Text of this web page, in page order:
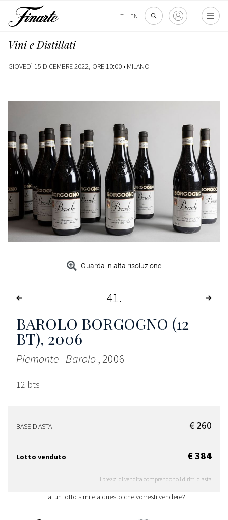
IT | EN
Vini e Distillati
GIOVEDÌ 15 DICEMBRE 2022, ORE 10:00 • MILANO
Guarda in alta risoluzione
41
BAROLO BORGOGNO (12
BT), 2006
Piemonte - Barolo , 2006
12 bts
BASE D'ASTA € 260
Lotto venduto € 384
I prezzi di vendita comprendono i diritti d'asta
Hai un lotto simile a questo che vorresti vendere?